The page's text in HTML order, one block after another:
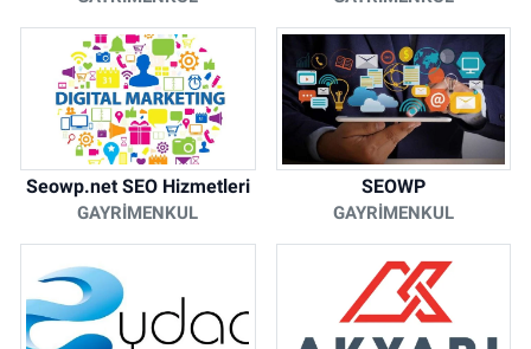
Seowp.net SEO Hizmetleri
GAYRIMENKUL
SEOWP
GAYRIMENKUL